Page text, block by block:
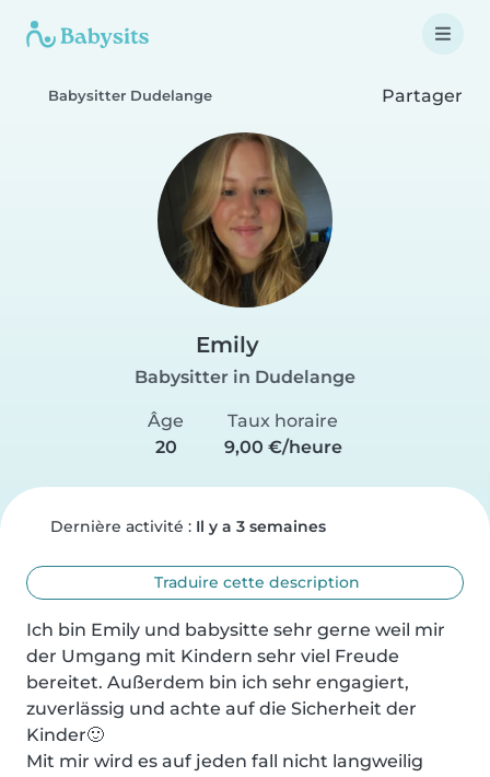
Babysitter Dudelange Partager
Emily
Babysitter in Dudelange
Âge
20
Taux horaire
9,00 €/heure
Dernière activité : Il y a 3 semaines
Traduire cette description
Ich bin Emily und babysitte sehr gerne weil mir
der Umgang mit Kindern sehr viel Freude
bereitet. Außerdem bin ich sehr engagiert,
zuverlässig und achte auf die Sicherheit der
Kinder🙂
Mit mir wird es auf jeden fall nicht langweilig